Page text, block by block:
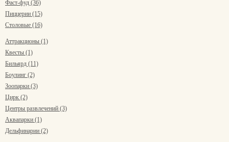
Фаст-фуд (36)
Пиццерии (15)
Столовые (16)
Аттракционы (1)
Квесты (1)
Бильярд (11)
Боулинг (2)
Зоопарки (3)
Цирк (2)
Центры развлечений (3)
Аквапарки (1)
Дельфинарии (2)